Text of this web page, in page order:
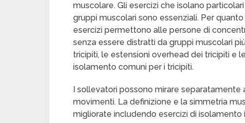
muscolare. Gli esercizi che isolano
gruppi muscolari sono essenziali. Per
esercizi permettono alle persone di
senza essere distratti da gruppi muscolari
tricipiti, le estensioni overhead dei tricipiti e
isolamento comuni per i tricipiti.
I sollevatori possono mirare
movimenti. La definizione e la simmetria
migliorate includendo esercizi di